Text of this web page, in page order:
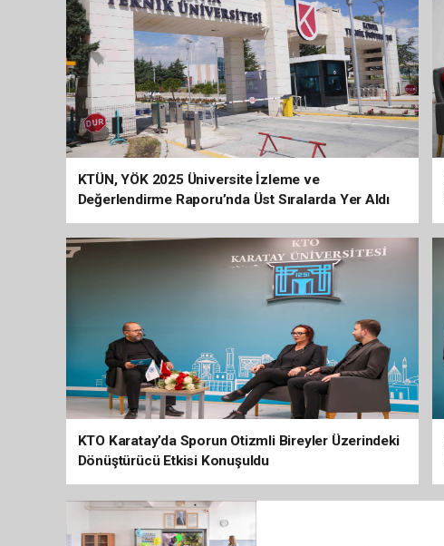
KTÜN, YÖK 2025 Üniversite İzleme ve
Değerlendirme Raporu’nda Üst Sıralarda Yer Aldı
KTO Karatay’da Sporun Otizmli Bireyler Üzerindeki
Dönüştürücü Etkisi Konuşuldu